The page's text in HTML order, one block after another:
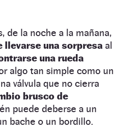
de la noche a la mañana,
llevarse una sorpresa al
una rueda
algo tan simple como un
válvula que no cierra
brusco de
puede deberse a un
bache o un bordillo.